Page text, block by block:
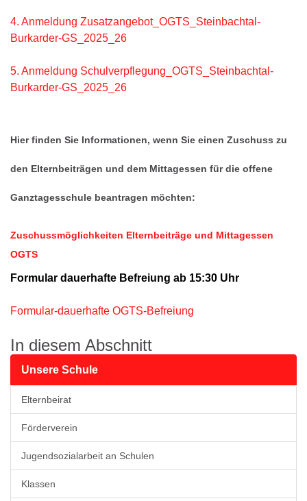
4. Anmeldung Zusatzangebot_OGTS_Steinbachtal-
Burkarder-GS_2025_26
5. Anmeldung Schulverpflegung_OGTS_Steinbachtal-
Burkarder-GS_2025_26
Hierfinden Sie Informationen, wenn Sie einen Zuschuss zu
den Elternbeiträgen und dem Mittagessen für die offene
Ganztagesschule beantragen möchten:
Zuschussmöglichkeiten Elternbeiträge und Mittagessen
OGTS
Formular dauerhafte Befreiung ab 15:30 Uhr
Formular-dauerhafte OGTS-Befreiung
In diesem Abschnitt
Unsere Schule
Elternbeirat
Förderverein
Jugendsozialarbeit an Schulen
Klassen